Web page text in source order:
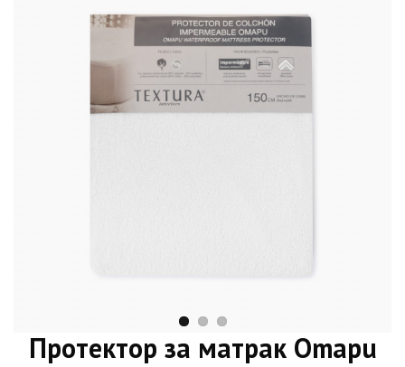
Протектор за матрак Omapu